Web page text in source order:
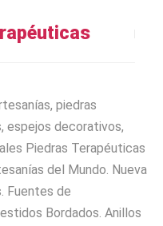
piedras
espejos decorativos,
Piedras Terapéuticas
del Mundo. Nueva
Fuentes de
Bordados. Anillos